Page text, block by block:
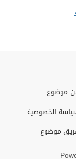
موضوع
الخصوصية
موضوع